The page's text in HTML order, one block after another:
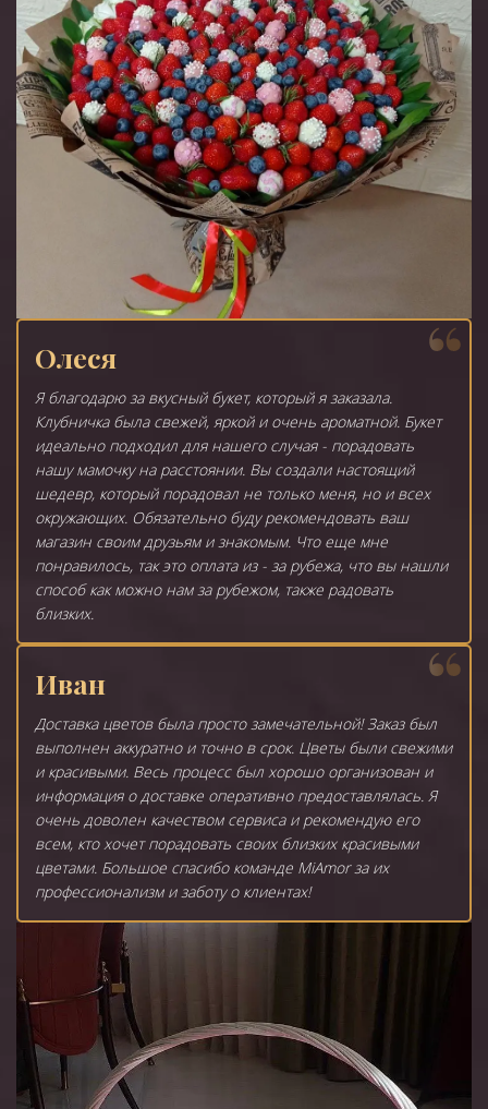
Олеся
Я благодарю за вкусный букет, который я заказала.
Клубничка была свежей, яркой и очень ароматной. Букет
идеально подходил для нашего случая - порадовать
нашу мамочку на расстоянии. Вы создали настоящий
шедевр, который порадовал не только меня, но и всех
окружающих. Обязательно буду рекомендовать ваш
магазин своим друзьям и знакомым. Что еще мне
понравилось, так это оплата из - за рубежа, что вы нашли
способ как можно нам за рубежом, также радовать
близких.
Иван
Доставка цветов была просто замечательной! Заказ был
выполнен аккуратно и точно в срок. Цветы были свежими
и красивыми. Весь процесс был хорошо организован и
информация о доставке оперативно предоставлялась. Я
очень доволен качеством сервиса и рекомендую его
всем, кто хочет порадовать своих близких красивыми
цветами. Большое спасибо команде MiAmor за их
профессионализм и заботу о клиентах!